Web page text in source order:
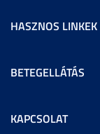
HASZNOS LINKEK
BETEGELLÁTÁS
KAPCSOLAT